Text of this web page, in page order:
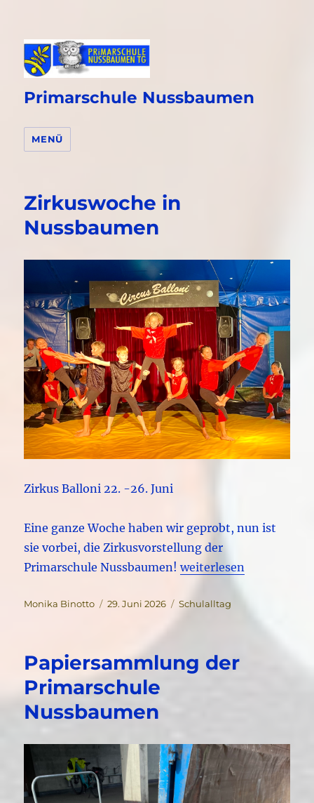
Primarschule Nussbaumen
MENÜ
Zirkuswoche in
Nussbaumen
Zirkus Balloni 22. -26. Juni
Eine ganze Woche haben wir geprobt, nun ist
sie vorbei, die Zirkusvorstellung der
Primarschule Nussbaumen!„Zirkuswoche in
weiterlesen
Autor
Monika Binotto
Veröffentlicht
29. Juni 2026 Kategorien
Schulalltag
Papiersammlung der
Primarschule
Nussbaumen